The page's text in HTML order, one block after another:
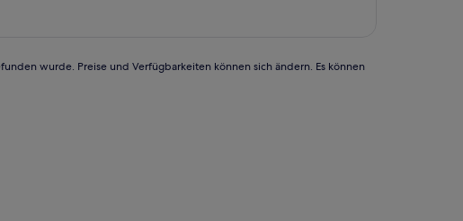
wurde. Preise und Verfügbarkeiten können sich ändern. Es können